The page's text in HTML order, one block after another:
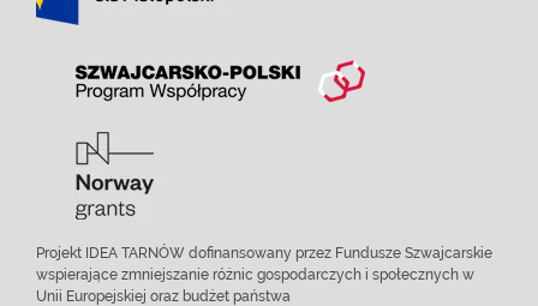
Projekt IDEA TARNÓW dofinansowany przez Fundusze Szwajcarskie
wspierające zmniejszanie różnic gospodarczych i społecznych w
Unii Europejskiej oraz budżet państwa